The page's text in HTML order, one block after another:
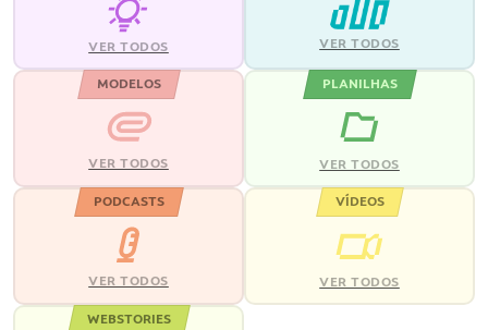
VER TODOS VER TODOS
MODELOS
VER TODOS
PLANILHAS
VER TODOS
PODCASTS
VER TODOS
VÍDEOS
VER TODOS
WEBSTORIES